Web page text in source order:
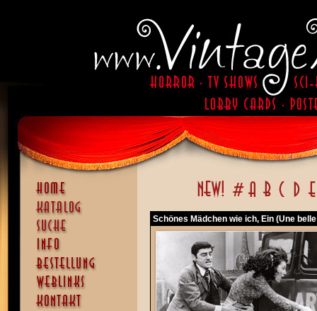
Schönes Mädchen wie ich, Ein (Une